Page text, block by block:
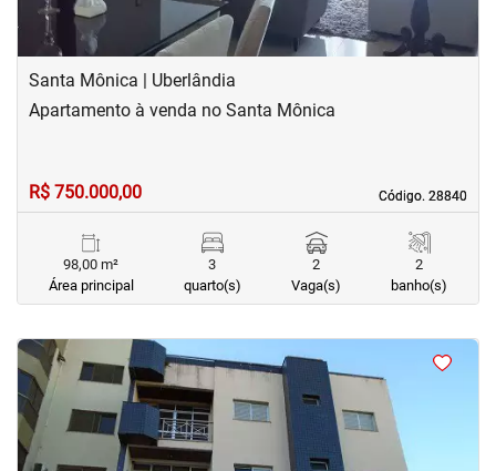
Santa Mônica | Uberlândia
Código. 28840
Código. 28840
Apartamento à venda no Santa Mônica
R$ 750.000,00
98,00 m²
Área principal
3
quarto(s)
2
Vaga(s)
2
banho(s)
<<<<